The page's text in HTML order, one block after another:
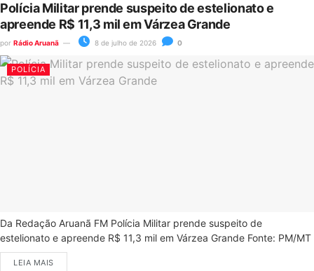
Polícia Militar prende suspeito de estelionato e
apreende R$ 11,3 mil em Várzea Grande
por Rádio Aruanã 8 de julho de 2026 0
POLÍCIA
Da Redação Aruanã FM Polícia Militar prende suspeito de
estelionato e apreende R$ 11,3 mil em Várzea Grande Fonte: PM/MT
LEIA MAIS